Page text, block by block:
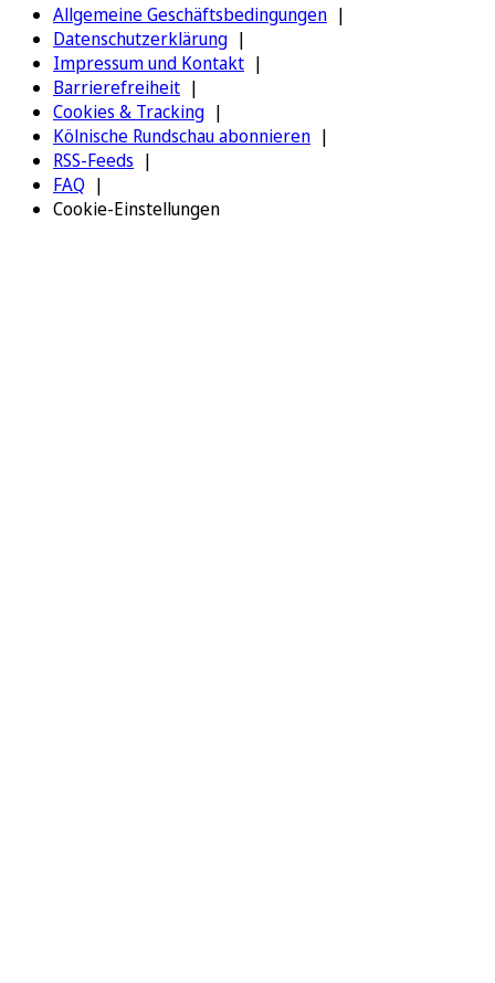
Allgemeine Geschäftsbedingungen
Datenschutzerklärung
Impressum und Kontakt
Barrierefreiheit
Cookies & Tracking
Kölnische Rundschau abonnieren
RSS-Feeds
FAQ
Cookie-Einstellungen